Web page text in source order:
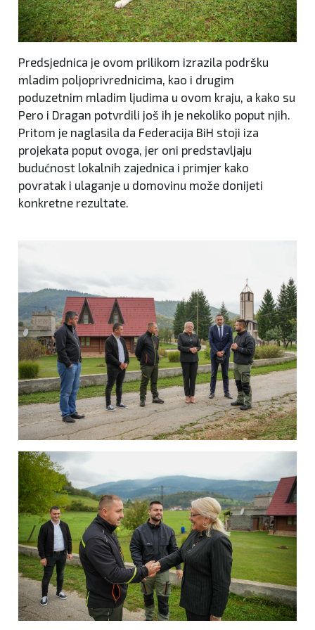
Predsjednica je ovom prilikom izrazila podršku
mladim poljoprivrednicima, kao i drugim
poduzetnim mladim ljudima u ovom kraju, a kako su
Pero i Dragan potvrdili još ih je nekoliko poput njih.
Pritom je naglasila da Federacija BiH stoji iza
projekata poput ovoga, jer oni predstavljaju
budućnost lokalnih zajednica i primjer kako
povratak i ulaganje u domovinu može donijeti
konkretne rezultate.